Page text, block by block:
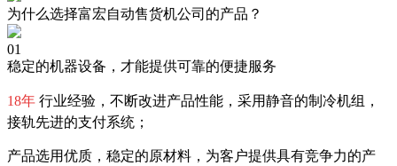
为什么选择富宏自动售货机公司的产品？
01
稳定的机器设备，才能提供可靠的便捷服务
18年 行业经验，不断改进产品性能，采用静音的制冷机组，
接轨先进的支付系统；
产品选用优质，稳定的原材料，为客户提供具有竞争力的产